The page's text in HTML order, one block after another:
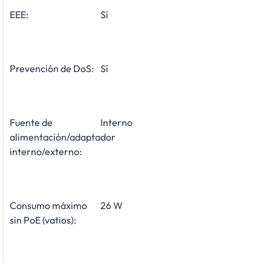
EEE: Sí
Prevención de DoS: Sí
Fuente de
alimentación/adaptador
interno/externo:
Interno
Consumo máximo
sin PoE (vatios):
26 W